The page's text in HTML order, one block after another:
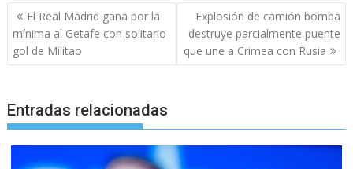
Navegación
de
entradas
El Real Madrid gana por la
mínima al Getafe con solitario
gol de Militao
Explosión de camión bomba
destruye parcialmente puente
que une a Crimea con Rusia
Entradas relacionadas